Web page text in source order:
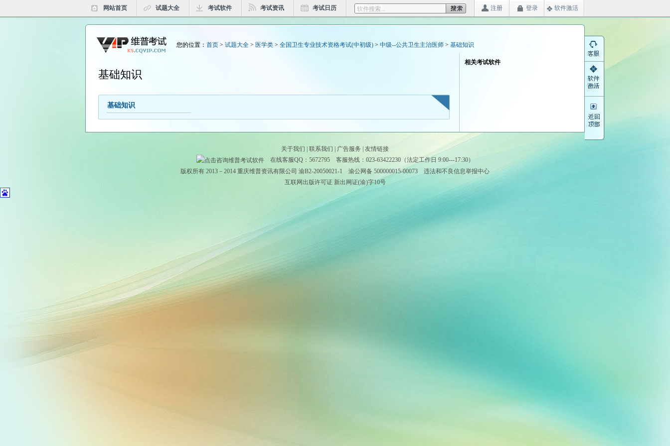
网站首页 试题大全 考试软件 考试资讯 考试日历 注册 登录 软件激活
您的位置： 首页 > 试题大全 > 医学类 > 全国卫生专业技术资格考试(中初级) > 中级--公共卫生主治医师 > 基础知识
基础知识
基础知识
相关考试软件
关于我们 联系我们 广告服务
友情链接
在线客服QQ： 5672795客服热线：023-63422230（法定工作日 9:00---17:30）
版权所有 2013－2014 重庆维普资讯有限公司 渝B2-20050021-1 渝公网备 500000015-00073 违法和不良信息举报中心
互联网出版许可证 新出网证(渝)字10号